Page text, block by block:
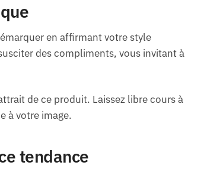
en affirmant votre style
des compliments, vous invitant à
de ce produit. Laissez libre cours à
à votre image.
tendance